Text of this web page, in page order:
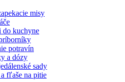
misy
do kuchyne
potravín
a dózy
sady
fľaše na pitie